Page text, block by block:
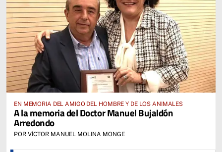
EN MEMORIA DEL AMIGO DEL HOMBRE Y DE LOS ANIMALES
A la memoria del Doctor Manuel Bujaldón
Arredondo
POR VÍCTOR MANUEL MOLINA MONGE